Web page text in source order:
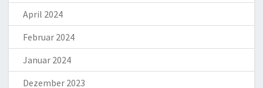
April 2024
Februar 2024
Januar 2024
Dezember 2023